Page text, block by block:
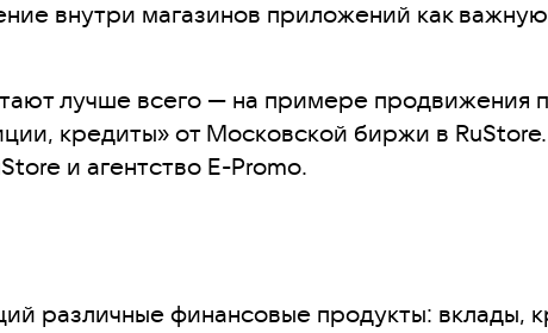
внутри магазинов приложений как важную
лучше всего — на примере продвижения
кредиты» от Московской биржи в
и агентство E-Promo.
различные финансовые продукты: вклады,